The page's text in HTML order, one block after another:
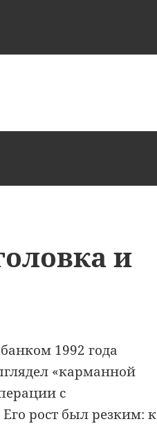
и
1992 года
«карманной
с
рост был резким: к